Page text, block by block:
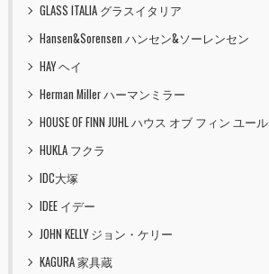
GLASS ITALIA グラスイタリア
Hansen&Sorensen ハンセン&ソーレンセン
HAY ヘイ
Herman Miller ハーマンミラー
HOUSE OF FINN JUHL ハウス オブ フィン ユール
HUKLA フクラ
IDC大塚
IDEE イデー
JOHN KELLY ジョン・ケリー
KAGURA 家具蔵